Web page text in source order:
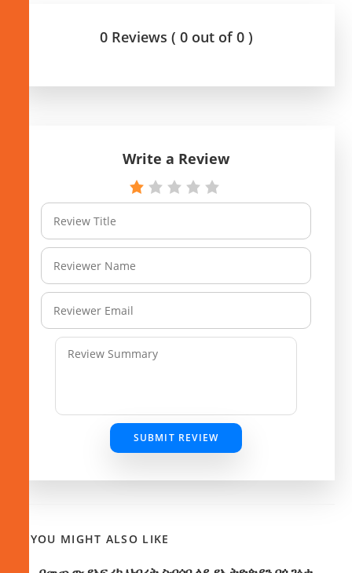
0 Reviews ( 0 out of 0 )
Write a Review
SUBMIT REVIEW
YOU MIGHT ALSO LIKE